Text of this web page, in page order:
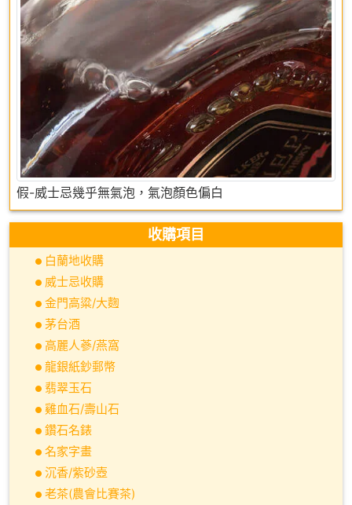
假-威士忌幾乎無氣泡，氣泡顏色偏白
收購項目
白蘭地收購
威士忌收購
金門高粱/大麴
茅台酒
高麗人蔘/燕窩
龍銀紙鈔郵幣
翡翠玉石
雞血石/壽山石
鑽石名錶
名家字畫
沉香/紫砂壺
老茶(農會比賽茶)